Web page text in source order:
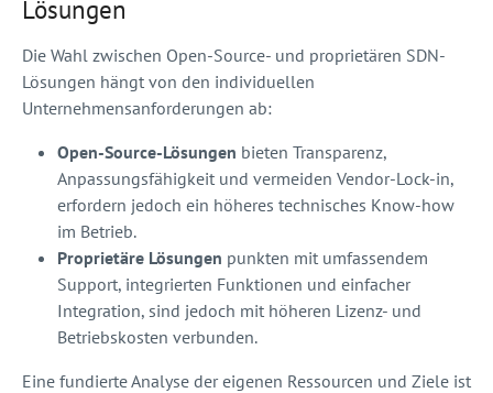
Lösungen
Die Wahl zwischen Open-Source- und proprietären SDN-
Lösungen hängt von den individuellen
Unternehmensanforderungen ab:
Open-Source-Lösungen bieten Transparenz,
Anpassungsfähigkeit und vermeiden Vendor-Lock-in,
erfordern jedoch ein höheres technisches Know-how
im Betrieb.
Proprietäre Lösungen punkten mit umfassendem
Support, integrierten Funktionen und einfacher
Integration, sind jedoch mit höheren Lizenz- und
Betriebskosten verbunden.
Eine fundierte Analyse der eigenen Ressourcen und Ziele ist